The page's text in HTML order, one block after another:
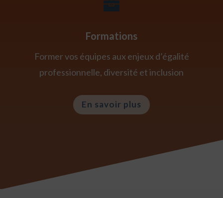

Formations
Former vos équipes aux enjeux d’égalité
professionnelle, diversité et inclusion
En savoir plus